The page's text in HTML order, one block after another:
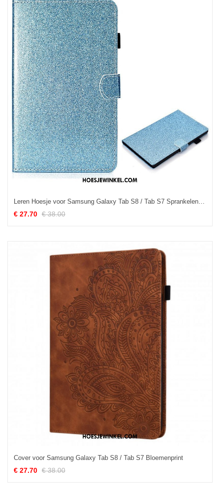
Leren Hoesje voor Samsung Galaxy Tab S8 / Tab S7 Sprankelende Glitters
€ 27.70 € 38.00
Cover voor Samsung Galaxy Tab S8 / Tab S7 Bloemenprint
€ 27.70 € 38.00